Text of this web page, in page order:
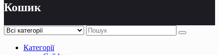
Кошик
Категорії